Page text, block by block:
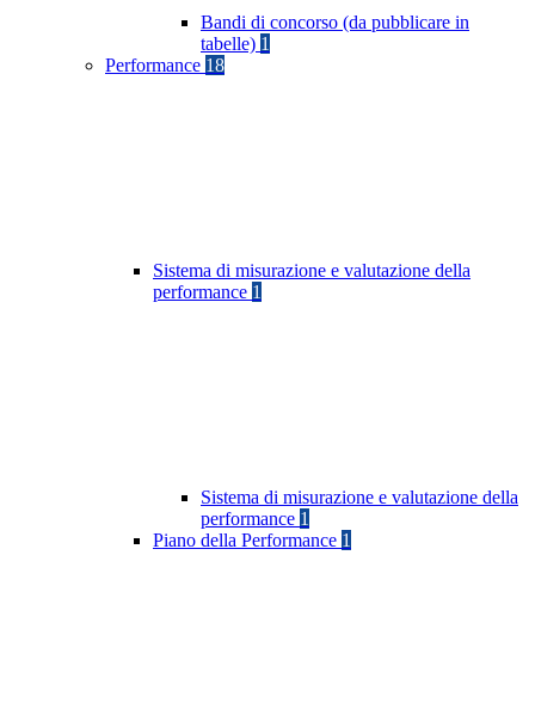
Bandi di concorso (da pubblicare in
tabelle) 1
Performance 18
Sistema di misurazione e valutazione della
performance 1
Sistema di misurazione e valutazione della
performance 1
Piano della Performance 1